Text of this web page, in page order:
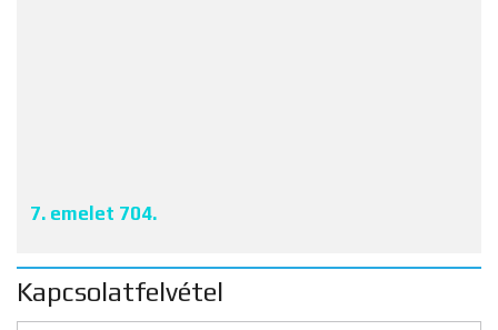
7. emelet 704.
Kapcsolatfelvétel